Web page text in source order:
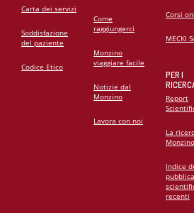
Carta dei servizi
Soddisfazione
del paziente
Codice Etico
Come
raggiungerci
Monzino
viaggiare facile
Notizie dal
Monzino
Lavora con noi
Corsi
MECKI
PER I
Report
La
Monzino
Indice
recenti